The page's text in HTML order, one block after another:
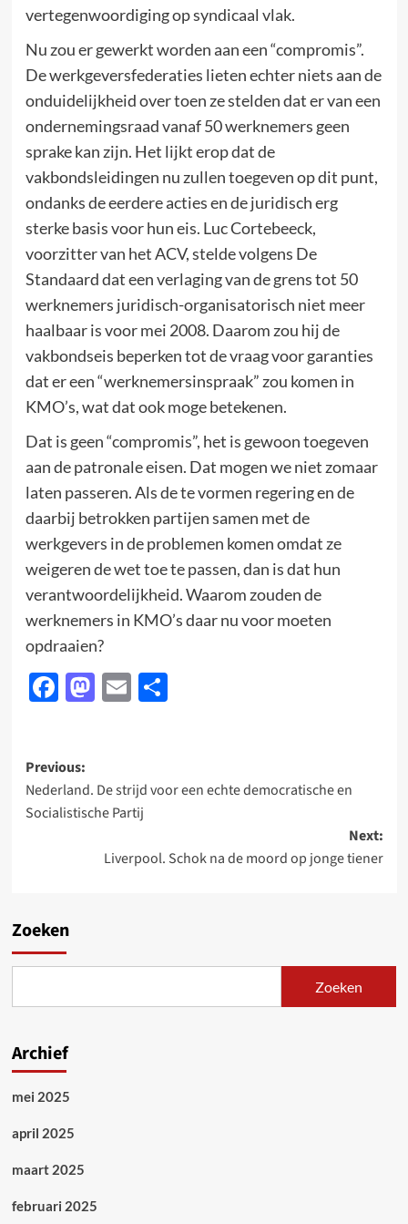
vertegenwoordiging op syndicaal vlak.
Nu zou er gewerkt worden aan een “compromis”.
De werkgeversfederaties lieten echter niets aan de
onduidelijkheid over toen ze stelden dat er van een
ondernemingsraad vanaf 50 werknemers geen
sprake kan zijn. Het lijkt erop dat de
vakbondsleidingen nu zullen toegeven op dit punt,
ondanks de eerdere acties en de juridisch erg
sterke basis voor hun eis. Luc Cortebeeck,
voorzitter van het ACV, stelde volgens De
Standaard dat een verlaging van de grens tot 50
werknemers juridisch-organisatorisch niet meer
haalbaar is voor mei 2008. Daarom zou hij de
vakbondseis beperken tot de vraag voor garanties
dat er een “werknemersinspraak” zou komen in
KMO’s, wat dat ook moge betekenen.
Dat is geen “compromis”, het is gewoon toegeven
aan de patronale eisen. Dat mogen we niet zomaar
laten passeren. Als de te vormen regering en de
daarbij betrokken partijen samen met de
werkgevers in de problemen komen omdat ze
weigeren de wet toe te passen, dan is dat hun
verantwoordelijkheid. Waarom zouden de
werknemers in KMO’s daar nu voor moeten
opdraaien?
Facebook
Mastodon
EmailDelen
Post
navigation
Previous:
Nederland. De strijd voor een echte democratische en
Socialistische Partij
Next:
Liverpool. Schok na de moord op jonge tiener
Zoeken
Zoeken
Archief
mei 2025
april 2025
maart 2025
februari 2025